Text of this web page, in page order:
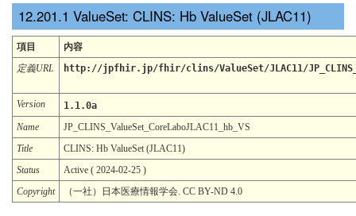
ValueSet: CLINS: Hb ValueSet (JLAC11)
項目
内容
定義URL
http://jpfhir.jp/fhir/clins/ValueSet/JLAC11/
Version
1.1.0a
Name
JP_CLINS_ValueSet_CoreLaboJLAC11_hb_VS
Title
CLINS: Hb ValueSet (JLAC11)
Status
Active ( 2024-02-25 )
Copyright
（一社）日本医療情報学会. CC BY-ND 4.0